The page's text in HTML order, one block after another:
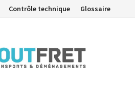
Contrôle technique Glossaire